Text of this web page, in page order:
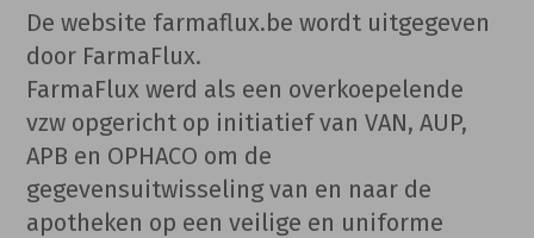
De website farmaflux.be wordt uitgegeven
door FarmaFlux.
FarmaFlux werd als een overkoepelende
vzw opgericht op initiatief van VAN, AUP,
APB en OPHACO om de
gegevensuitwisseling van en naar de
apotheken op een veilige en uniforme